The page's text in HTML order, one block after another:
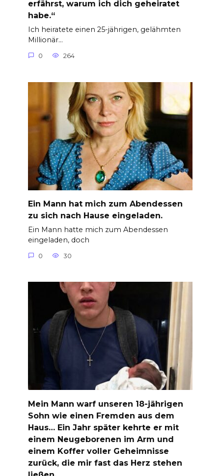
erfährst, warum ich dich geheiratet
habe.“
Ich heiratete einen 25-jährigen, gelähmten
Millionär…
0 264
Ein Mann hat mich zum Abendessen
zu sich nach Hause eingeladen.
Ein Mann hatte mich zum Abendessen
eingeladen, doch
0 30
Mein Mann warf unseren 18-jährigen
Sohn wie einen Fremden aus dem
Haus… Ein Jahr später kehrte er mit
einem Neugeborenen im Arm und
einem Koffer voller Geheimnisse
zurück, die mir fast das Herz stehen